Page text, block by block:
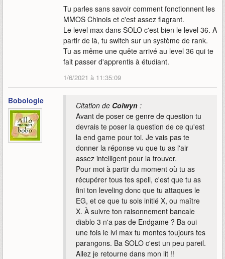
Tu parles sans savoir comment fonctionnent les
MMOS Chinois et c'est assez flagrant.
Le level max dans SOLO c'est bien le level 36. A
partir de là, tu switch sur un système de rank.
Tu as même une quête arrivé au level 36 qui te
fait passer d'apprentis à étudiant.
1/6/2021 à 11:35:09
Bobologie Citation de Colwyn :
Avant de poser ce genre de question tu
devrais te poser la question de ce qu'est
la end game pour toi. Je vais pas te
donner la réponse vu que tu as l'air
assez intelligent pour la trouver.
Pour moi à partir du moment où tu as
récupérer tous tes spell, c'est que tu as
fini ton leveling donc que tu attaques le
EG, et ce que tu sois initié X, ou maître
X. À suivre ton raisonnement bancale
diablo 3 n'a pas de Endgame ? Ba oui
une fois le lvl max tu montes toujours tes
parangons. Ba SOLO c'est un peu pareil.
Allez je retourne dans mon lit !!